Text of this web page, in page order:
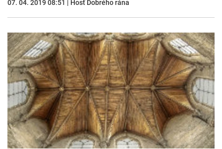
07. 04. 2019 08:51 | Hosť Dobrého rána